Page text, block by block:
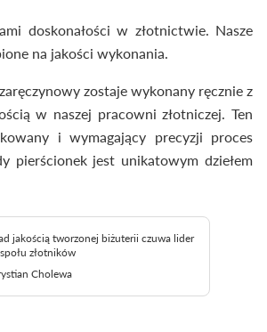
doskonałości w złotnictwie. Nasze
na jakości wykonania.
zostaje wykonany ręcznie z
w naszej pracowni złotniczej. Ten
i wymagający precyzji proces
pierścionek jest unikatowym dziełem
jakością tworzonej biżuterii czuwa lider
złotników
Cholewa